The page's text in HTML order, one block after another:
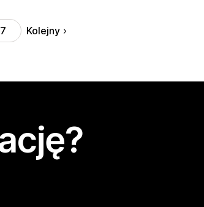
Kolejny